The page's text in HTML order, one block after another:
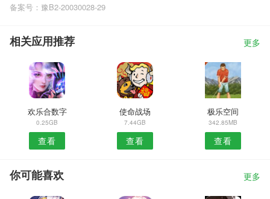
备案号：豫B2-20030028-29
相关应用推荐 更多
欢乐合数字
0.25GB
查看
使命战场
7.44GB
查看
极乐空间
342.85MB
查看
你可能喜欢 更多